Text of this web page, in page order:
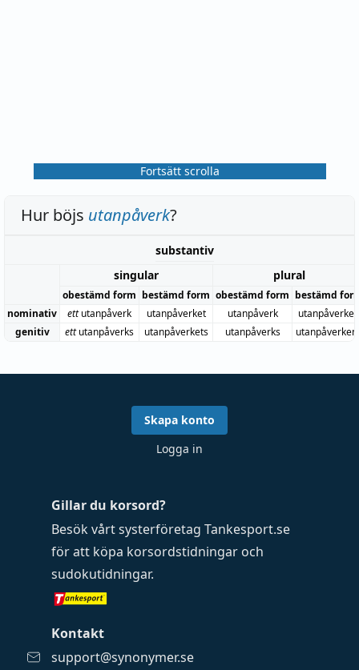
Fortsätt scrolla
Hur böjs utanpåverk?
substantiv
singular
plural
obestämd form bestämd form obestämd form bestämd
nominativ
ettutanpåverk utanpåverket utanpåverk
utanpåverken
genitiv
ettutanpåverks utanpåverkets utanpåverks
Gillar du korsord?
Besök vårt systerföretag Tankesport.se
för att köpa korsordstidningar och
sudokutidningar.
Kontakt
support@synonymer.se
Skapa konto
Logga in